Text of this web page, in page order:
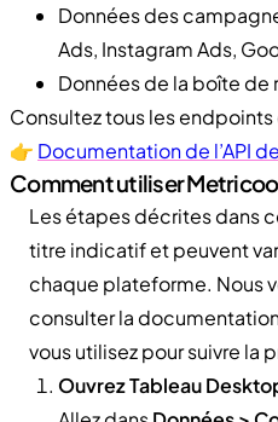
Données des
Ads, Instagram Ads,
Données de la boîte
Consultez tous les
👉 Documentation de l’API
Comment utiliser
Les étapes décrites dans
titre indicatif et peuvent
chaque plateforme. Nous
consulter la
vous utilisez pour suivre la
Ouvrez Tableau